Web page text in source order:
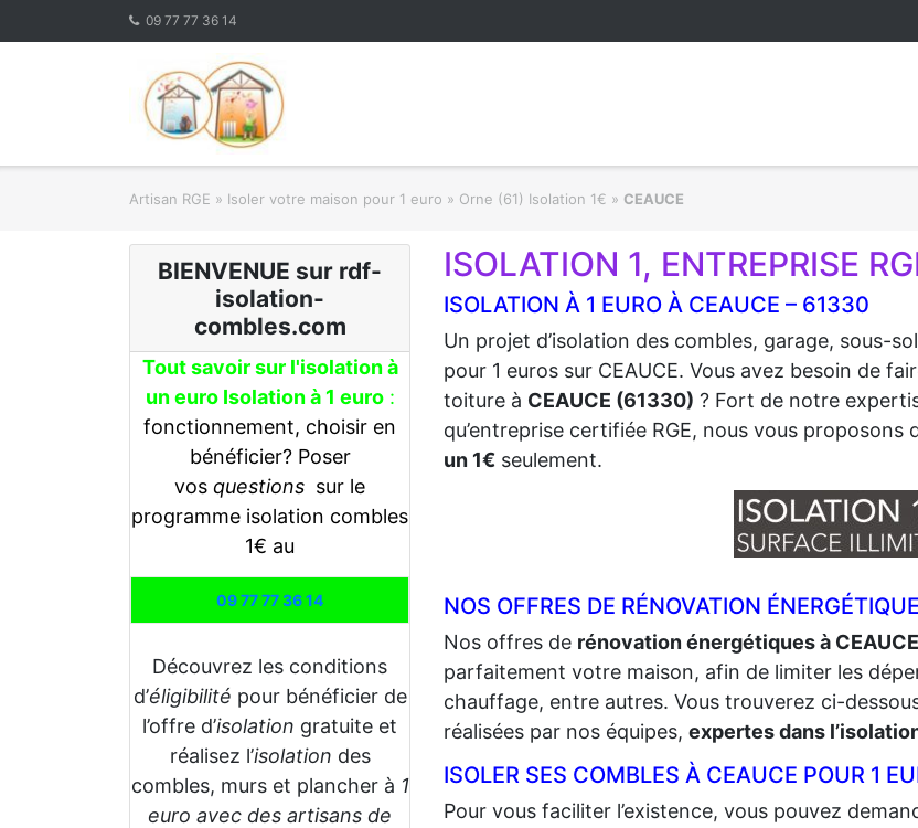
09 77 77 36 14
Artisan RGE » Isoler votre maison pour 1 euro » Orne (61) Isolation 1€ » CEAUCE
BIENVENUE sur rdf-
isolation-
combles.com
Tout savoir sur l'isolation à
un euro Isolation à 1 euro:
fonctionnement, choisir en
bénéficier? Poser
vos questions sur le
programme isolation combles
1€ au
09 77 77 36 14
Découvrez les conditions
d’éligibilité pour bénéficier de
l’offre d’isolation gratuite et
réalisez l’isolation des
combles, murs et plancher à 1
euro avec des artisans de
ISOLATION 1, ENTREPRISE
ISOLATION À 1 EURO À CEAUCE – 61330
Un projet d’isolation des combles, garage, sous-
pour 1 euros sur CEAUCE. Vous avez besoin de
toiture à CEAUCE (61330) ? Fort de notre
qu’entreprise certifiée RGE, nous vous proposons
un 1€ seulement.
NOS OFFRES DE RÉNOVATION ÉNERGÉTIQUE
Nos offres de rénovation énergétiques à CEAUCE
parfaitement votre maison, afin de limiter les
chauffage, entre autres. Vous trouverez ci-
réalisées par nos équipes, expertes dans
ISOLER SES COMBLES À CEAUCE POUR 1
Pour vous faciliter l’existence, vous pouvez